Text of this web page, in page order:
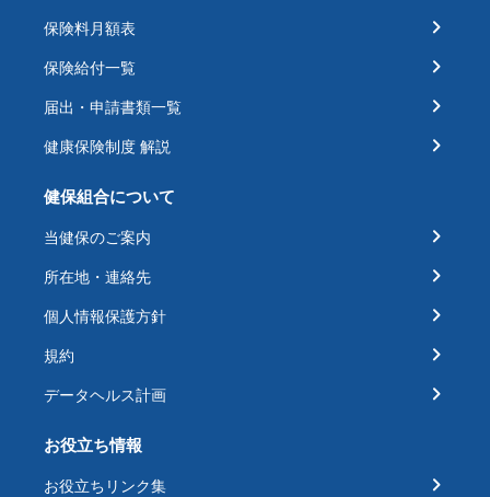
保険料月額表
保険給付一覧
届出・申請書類一覧
健康保険制度 解説
健保組合について
当健保のご案内
所在地・連絡先
個人情報保護方針
規約
データヘルス計画
お役立ち情報
お役立ちリンク集